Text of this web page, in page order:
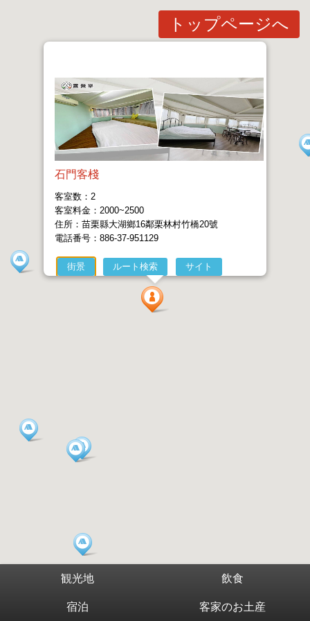
観光地 飲食
宿泊 客家のお土産
トップページへ
石門客棧
客室数：2
客室料金：2000~2500
住所：苗栗縣大湖鄉16鄰栗林村竹橋20號
電話番号：886-37-951129
街景 ルート検索 サイト